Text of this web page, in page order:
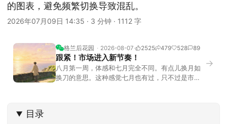
的图表，避免频繁切换导致混乱。
2026年07月09日 14:35 · 3 分钟 · 1112 字
格兰后花园 2026-08-07 2525 479 528 89
跟紧！市场进入新节奏！
八月第一周，体感和七月完全不同。有点儿换月如
换刀的意思。这种感觉七月也有过，只不过是市场
→
目录